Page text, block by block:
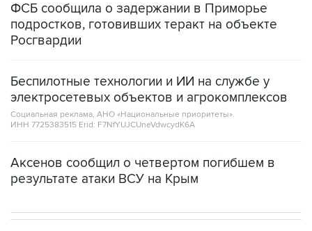
ФСБ сообщила о задержании в Приморье
подростков, готовивших теракт на объекте
Росгвардии
Беспилотные технологии и ИИ на службе у
электросетевых объектов и агрокомплексов
Социальная реклама, АНО «Национальные приоритеты».
ИНН 7725383515 Erid: F7NfYUJCUneVdwcydK6A
Аксенов сообщил о четвертом погибшем в
результате атаки ВСУ на Крым